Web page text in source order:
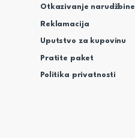
Otkazivanje narudžbine
Reklamacija
Uputstvo za kupovinu
Pratite paket
Politika privatnosti